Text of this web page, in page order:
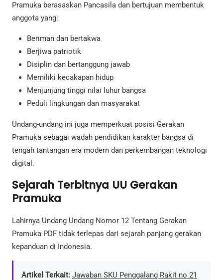
Pramuka berasaskan Pancasila dan bertujuan membentuk
anggota yang:
Beriman dan bertakwa
Berjiwa patriotik
Disiplin dan bertanggung jawab
Memiliki kecakapan hidup
Menjunjung tinggi nilai luhur bangsa
Peduli lingkungan dan masyarakat
Undang-undang ini juga memperkuat posisi Gerakan
Pramuka sebagai wadah pendidikan karakter bangsa di
tengah tantangan era modern dan perkembangan teknologi
digital.
Sejarah Terbitnya UU Gerakan
Pramuka
Lahirnya Undang Undang Nomor 12 Tentang Gerakan
Pramuka PDF tidak terlepas dari sejarah panjang gerakan
kepanduan di Indonesia.
Artikel Terkait: Jawaban SKU Penggalang Rakit no 21